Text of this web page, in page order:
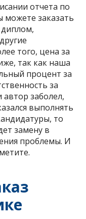
отчета по
можете заказать
того, цена за
так как наша
процент за
за
автор заболел,
выполнять
то
замену в
проблемы. И